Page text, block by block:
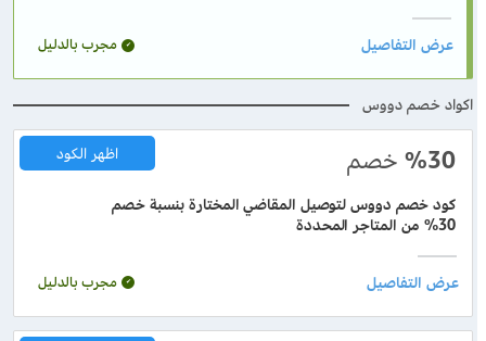
مجرب بالدليل
اكواد خصم دووس
%30 خصم
كود خصم دووس لتوصيل المقاضي المختارة بنسبة خصم
30% من المتاجر المحددة
اظهر الكود
مجرب بالدليل